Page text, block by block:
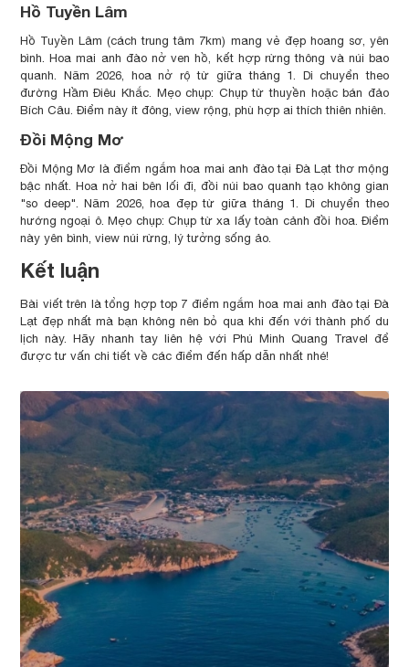
Hồ Tuyền Lâm
Hồ Tuyền Lâm (cách trung tâm 7km) mang vẻ đẹp hoang sơ, yên
bình. Hoa mai anh đào nở ven hồ, kết hợp rừng thông và núi bao
quanh. Năm 2026, hoa nở rộ từ giữa tháng 1. Di chuyển theo
đường Hầm Điêu Khắc. Mẹo chụp: Chụp từ thuyền hoặc bán đảo
Bích Câu. Điểm này ít đông, view rộng, phù hợp ai thích thiên nhiên.
Đồi Mộng Mơ
Đồi Mộng Mơ là điểm ngắm hoa mai anh đào tại Đà Lạt thơ mộng
bậc nhất. Hoa nở hai bên lối đi, đồi núi bao quanh tạo không gian
"so deep". Năm 2026, hoa đẹp từ giữa tháng 1. Di chuyển theo
hướng ngoại ô. Mẹo chụp: Chụp từ xa lấy toàn cảnh đồi hoa. Điểm
này yên bình, view núi rừng, lý tưởng sống ảo.
Kết luận
Bài viết trên là tổng hợp top 7 điểm ngắm hoa mai anh đào tại Đà
Lạt đẹp nhất mà bạn không nên bỏ qua khi đến với thành phố du
lịch này. Hãy nhanh tay liên hệ với Phú Minh Quang Travel để
được tư vấn chi tiết về các điểm đến hấp dẫn nhất nhé!